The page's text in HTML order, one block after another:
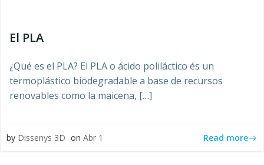
El PLA
¿Qué es el PLA? El PLA o ácido poliláctico és un
termoplástico biodegradable a base de recursos
renovables como la maicena, […]
by Dissenys 3D on Abr 1 Read more